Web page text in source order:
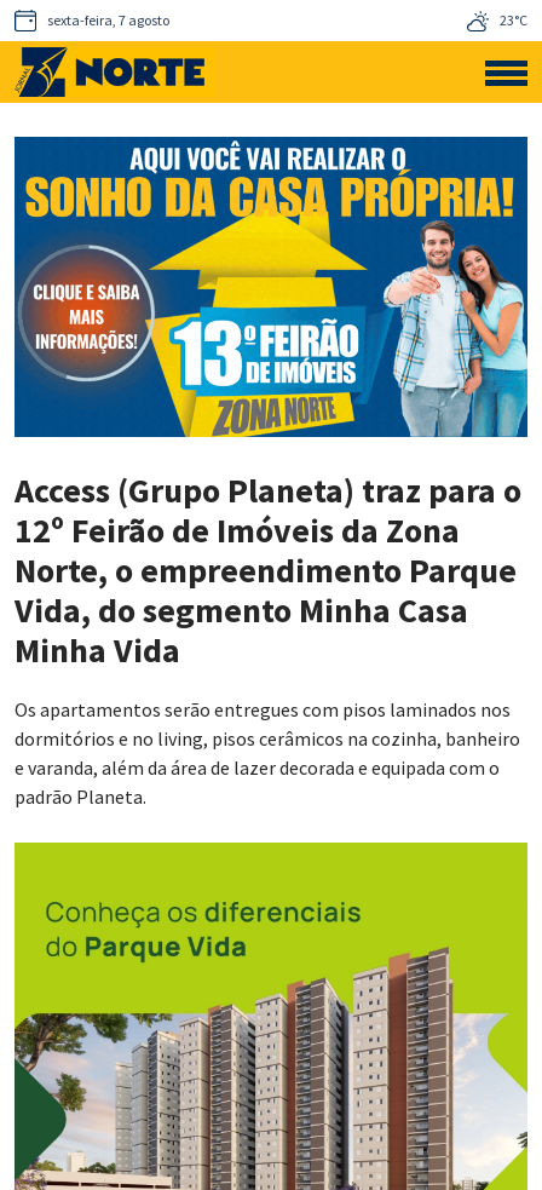
sexta-feira, 7 agosto 23°C
Access (Grupo Planeta) traz para o
12º Feirão de Imóveis da Zona
Norte, o empreendimento Parque
Vida, do segmento Minha Casa
Minha Vida
Os apartamentos serão entregues com pisos laminados nos
dormitórios e no living, pisos cerâmicos na cozinha, banheiro
e varanda, além da área de lazer decorada e equipada com o
padrão Planeta.